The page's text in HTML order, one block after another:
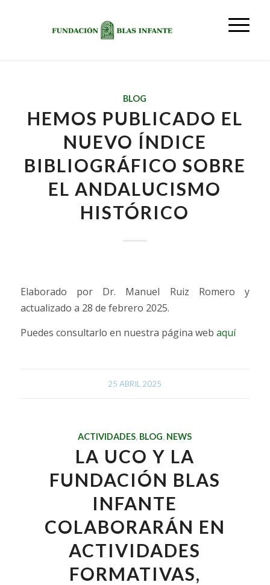
BLOG
HEMOS PUBLICADO EL
NUEVO ÍNDICE
BIBLIOGRÁFICO SOBRE
EL ANDALUCISMO
HISTÓRICO
Elaborado por Dr. Manuel Ruiz Romero y
actualizado a 28 de febrero 2025.
Puedes consultarlo en nuestra página web aquí
25 ABRIL 2025
ACTIVIDADES, BLOG, NEWS
LA UCO Y LA
FUNDACIÓN BLAS
INFANTE
COLABORARÁN EN
ACTIVIDADES
FORMATIVAS,